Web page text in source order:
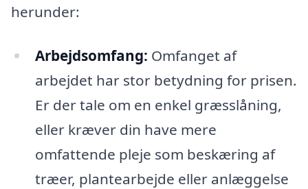
herunder:
Arbejdsomfang: Omfanget af
arbejdet har stor betydning for prisen.
Er der tale om en enkel græsslåning,
eller kræver din have mere
omfattende pleje som beskæring af
træer, plantearbejde eller anlæggelse